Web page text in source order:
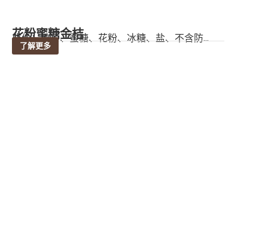
花粉蜜糖金桔
成份：桔子、蜜糖、花粉、冰糖、盐、不含防...
了解更多